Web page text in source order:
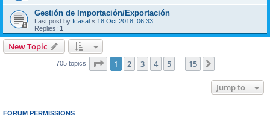
Gestión de Importación/Exportación
Last post by fcasal « 18 Oct 2018, 06:33
Replies: 1
New Topic
705 topics Page 1of 15
1 2 3 4 5 15
Jump to
FORUM PERMISSIONS